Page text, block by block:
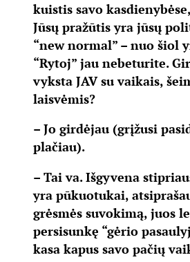
kuistis savo
Jūsų pražūtis yra jūsų
“new normal” – nuo šiol
“Rytoj” jau nebeturite.
vyksta JAV su vaikais,
laisvėmis?
– Jo girdėjau (grįžusi
plačiau).
– Tai va. Išgyvena
yra pūkuotukai,
grėsmės suvokimą, juos
persisunkę “gėrio
kasa kapus savo pačių